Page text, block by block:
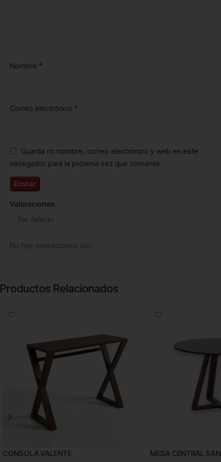
Valoraciones
No hay valoraciones aún.
Nombre *
Correo electrónico *
Guarda mi nombre, correo electrónico y web en este
navegador para la próxima vez que comente.
Productos Relacionados
CONSOLA VALENTE MESA CENTRAL